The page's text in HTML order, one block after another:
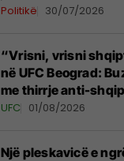
Politikë 30/07/2026
“Vrisni, vrisni
në UFC Beograd:
me thirrje anti-
tribunat
UFC 01/08/2026
Një pleskavicë e